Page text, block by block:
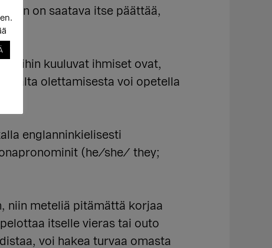
on saatava itse päättää,
kuuluvat ihmiset ovat,
olettamisesta voi opetella
englanninkielisesti
(he/she/ they;
niin meteliä pitämättä korjaa
itselle vieras tai outo
voi hakea turvaa omasta